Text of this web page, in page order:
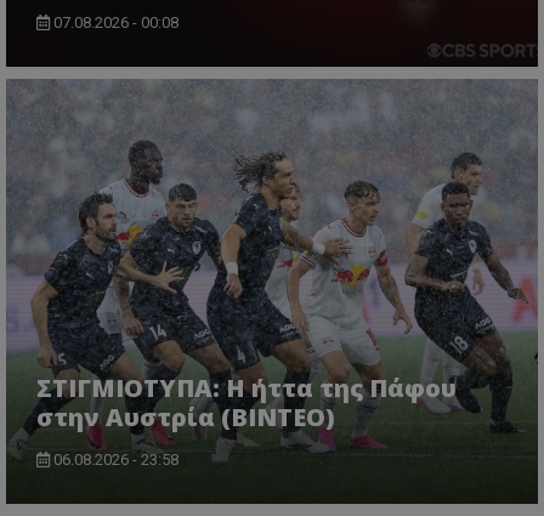
07.08.2026 - 00:08
ΣΤΙΓΜΙΟΤΥΠΑ: Η ήττα της Πάφου
στην Αυστρία (ΒΙΝΤΕΟ)
06.08.2026 - 23:58